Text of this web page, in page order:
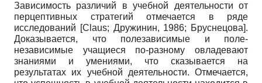
Зависимость различий в учебной деятельности от
перцептивных стратегий отмечается в ряде
исследований [Claus; Дружинин, 1986; Бруснецова].
Доказывается, что полезависимые и поле­
независимые учащиеся по-разному овладевают
знаниями и умениями, что сказывается на
результатах их учебной деятельности. Отмечается,